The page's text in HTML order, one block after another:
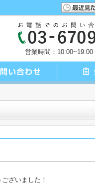
営業時間：10:00~19:00
ざいました！